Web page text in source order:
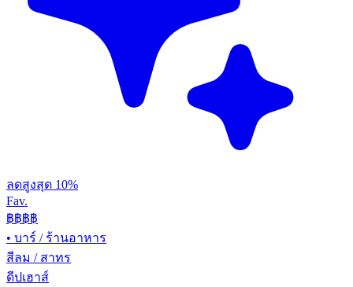
ลดสูงสุด 10%
Fav.
฿฿฿฿
• บาร์ / ร้านอาหาร
สีลม / สาทร
ดีปเฮาส์